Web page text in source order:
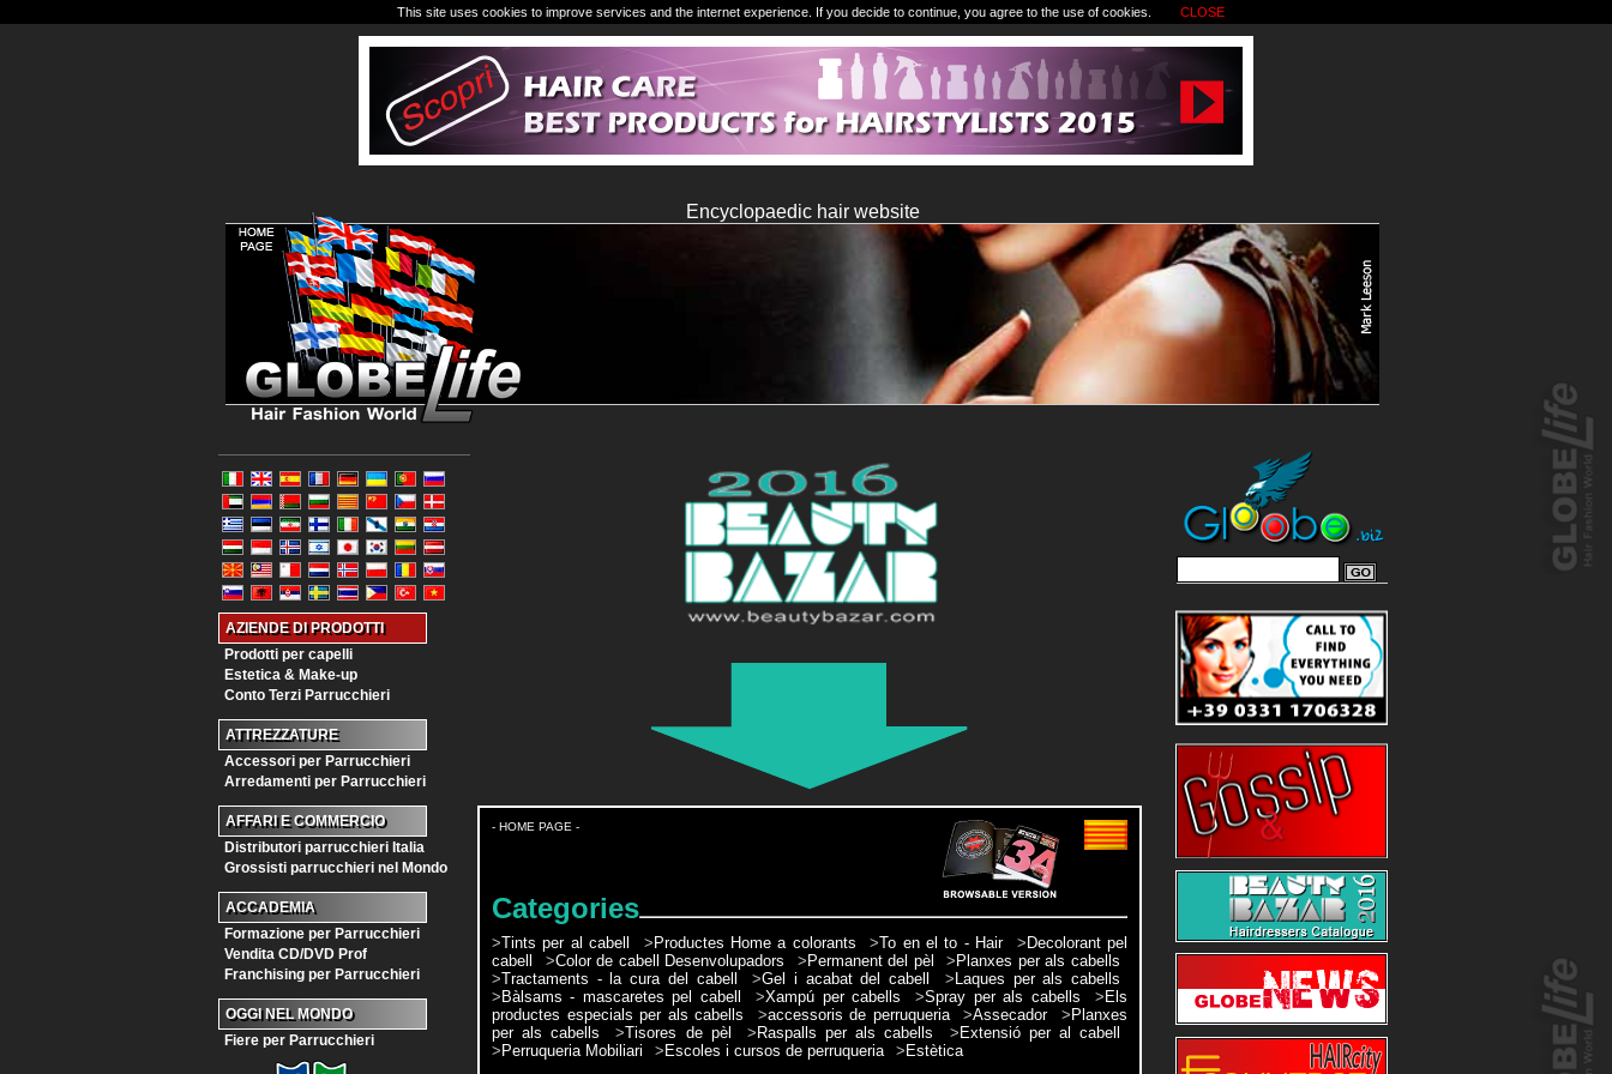
AZIENDE DI PRODOTTI
Prodotti per capelli
Estetica & Make-up
Conto Terzi Parrucchieri
ATTREZZATURE
Accessori per Parrucchieri
Arredamenti per Parrucchieri
AFFARI E COMMERCIO
Distributori parrucchieri Italia
Grossisti parrucchieri nel Mondo
ACCADEMIA
Formazione per Parrucchieri
Vendita CD/DVD Prof
Franchising per Parrucchieri
OGGI NEL MONDO
Fiere per Parrucchieri
- HOME PAGE -
Categories
>Tints per al cabell > Productes Home a colorants >To en el to - Hair > Decolorant pel
cabell
>Color de cabell Desenvolupadors > Permanent del pèl > Planxes per als cabells
>Tractaments - la cura del cabell >Gel i acabat del cabell > Laques per als cabells
> Bàlsams - mascaretes pel cabell >Xampú per cabells >Spray per als cabells > Els
productes especials per als cabells
>accessoris de perruqueria >Assecador > Planxes
per als cabells
>Tisores de pèl > Raspalls per als cabells > Extensió per al cabell
> Perruqueria Mobiliari > Escoles i cursos de perruqueria > Estètica
Encyclopaedic hair website
This site uses cookies to improve services and the internet experience. If you decide to continue, you agree to the use of cookies. CLOSE